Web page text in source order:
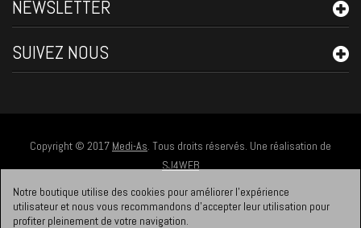
NEWSLETTER
SUIVEZ NOUS
Copyright © 2017 Medi-As. Tous droits réservés. Une réalisation de
SJ4WEB
Notre boutique utilise des cookies pour améliorer l'expérience
utilisateur et nous vous recommandons d'accepter leur utilisation pour
profiter pleinement de votre navigation.